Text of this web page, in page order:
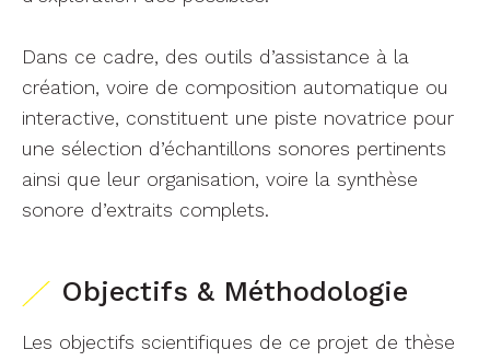
Dans ce cadre, des outils d’assistance à la
création, voire de composition automatique ou
interactive, constituent une piste novatrice pour
une sélection d’échantillons sonores pertinents
ainsi que leur organisation, voire la synthèse
sonore d’extraits complets.
Objectifs & Méthodologie
Les objectifs scientifiques de ce projet de thèse